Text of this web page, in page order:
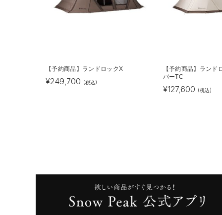
【予約商品】ランドロックX
¥249,700 (税込)
【予約商品】ランド
バーTC
¥127,600 (税込)